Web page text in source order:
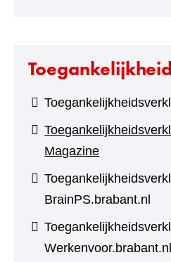
Toegankelijkheid
Magazine
BrainPS.brabant.nl
Werkenvoor.brabant.nl